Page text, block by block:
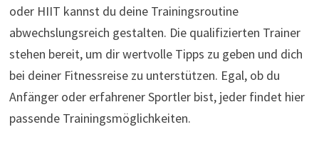
oder HIIT kannst du deine Trainingsroutine
abwechslungsreich gestalten. Die qualifizierten Trainer
stehen bereit, um dir wertvolle Tipps zu geben und dich
bei deiner Fitnessreise zu unterstützen. Egal, ob du
Anfänger oder erfahrener Sportler bist, jeder findet hier
passende Trainingsmöglichkeiten.